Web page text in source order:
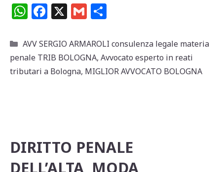
W
at
s
A
F
c
e
b
X G
ai
l
n
di
vi
Categorie
AVV SERGIO ARMAROLI consulenza legale materia
penale TRIB BOLOGNA, Avvocato esperto in reati
tributari a Bologna, MIGLIOR AVVOCATO BOLOGNA
DIRITTO PENALE
DELL’ALTA MODA